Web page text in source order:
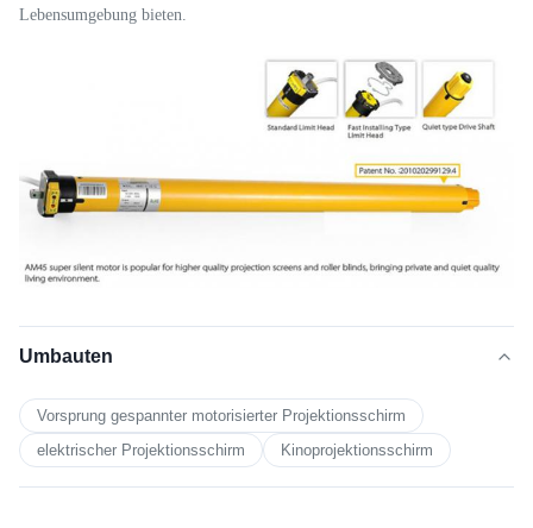
Lebensumgebung bieten.
Umbauten
Vorsprung gespannter motorisierter Projektionsschirm
elektrischer Projektionsschirm
Kinoprojektionsschirm